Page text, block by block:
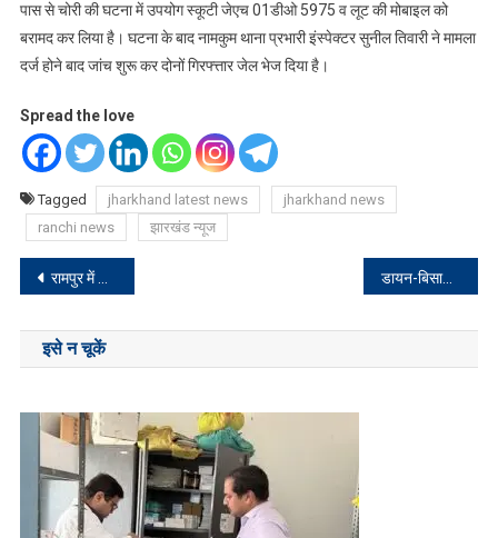
पास से चोरी की घटना में उपयोग स्कूटी जेएच 01डीओ 5975 व लूट की मोबाइल को
बरामद कर लिया है। घटना के बाद नामकुम थाना प्रभारी इंस्पेक्टर सुनील तिवारी ने मामला
दर्ज होने बाद जांच शुरू कर दोनों गिरफ्त्तार जेल भेज दिया है।
Spread the love
Tagged jharkhand latest news
jharkhand news
ranchi news
झारखंड न्यूज
Post
navigation
रामपुर में बिरसा मुण्डा का प्रतिमा का भूमि पूजन डायन-बिसाही के शक में माता-पिता की हत्या करने वाला गिरफ्तार
इसे न चूकें